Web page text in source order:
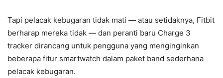
Tapi pelacak kebugaran tidak mati — atau setidaknya, Fitbit
berharap mereka tidak — dan peranti baru Charge 3
tracker dirancang untuk pengguna yang menginginkan
beberapa fitur smartwatch dalam paket band sederhana
pelacak kebugaran.